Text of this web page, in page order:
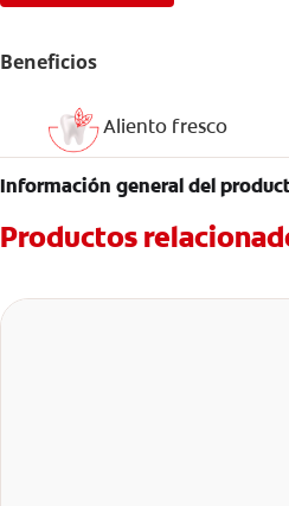
Beneficios
Aliento fresco
Información general del
Productos